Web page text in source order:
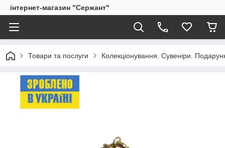
інтернет-магазин "Сержант"
Товари та послуги Колекціонування. Сувеніри.